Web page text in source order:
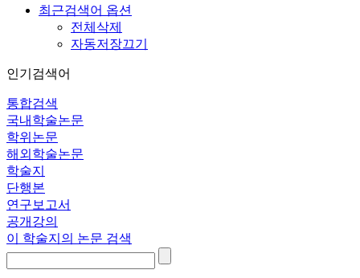
최근검색어 옵션
전체삭제
자동저장끄기
인기검색어
통합검색
국내학술논문
학위논문
해외학술논문
학술지
단행본
연구보고서
공개강의
이 학술지의 논문 검색